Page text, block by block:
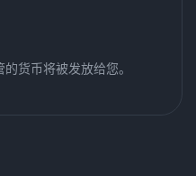
货币将被发放给您。